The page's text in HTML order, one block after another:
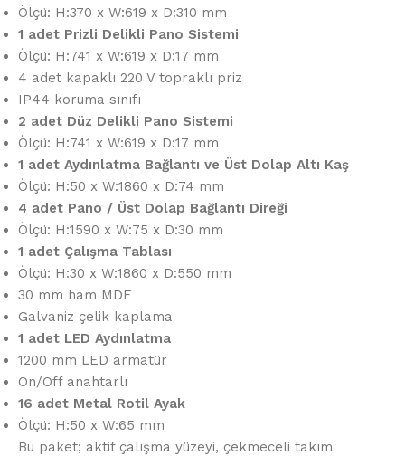
Ölçü: H:370 x W:619 x D:310 mm
1 adet Prizli Delikli Pano Sistemi
Ölçü: H:741 x W:619 x D:17 mm
4 adet kapaklı 220 V topraklı priz
IP44 koruma sınıfı
2 adet Düz Delikli Pano Sistemi
Ölçü: H:741 x W:619 x D:17 mm
1 adet Aydınlatma Bağlantı ve Üst Dolap Altı Kaş
Ölçü: H:50 x W:1860 x D:74 mm
4 adet Pano / Üst Dolap Bağlantı Direği
Ölçü: H:1590 x W:75 x D:30 mm
1 adet Çalışma Tablası
Ölçü: H:30 x W:1860 x D:550 mm
30 mm ham MDF
Galvaniz çelik kaplama
1 adet LED Aydınlatma
1200 mm LED armatür
On/Off anahtarlı
16 adet Metal Rotil Ayak
Ölçü: H:50 x W:65 mm
Bu paket; aktif çalışma yüzeyi, çekmeceli takım